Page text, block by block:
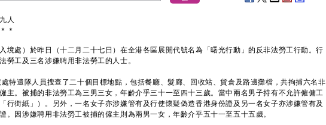
人
＊ ＊
處）於昨日（十二月二十七日）在全港各區展開代號名為「曙光行動」的反非法勞工行動。行
勞工及三名涉嫌聘用非法勞工的人士。
遣隊人員搜查了二十個目標地點，包括餐廳、髮廊、回收站、貨倉及路邊攤檔，共拘捕六名非
主。被捕的非法勞工為三男三女，年齡介乎三十一至四十三歲。當中兩名男子持有不允許僱傭工
行街紙」）。另外，一名女子亦涉嫌管有及行使懷疑偽造香港身份證及另一名女子亦涉嫌管有及
。因涉嫌聘用非法勞工被捕的僱主則為兩男一女，年齡介乎五十一至五十五歲。